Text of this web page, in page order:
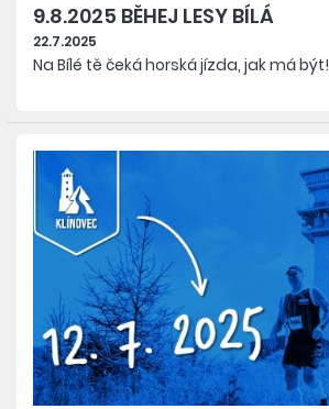
9.8.2025 BĚHEJ LESY BÍLÁ
22.7.2025
Na Bílé tě čeká horská jízda, jak má být!